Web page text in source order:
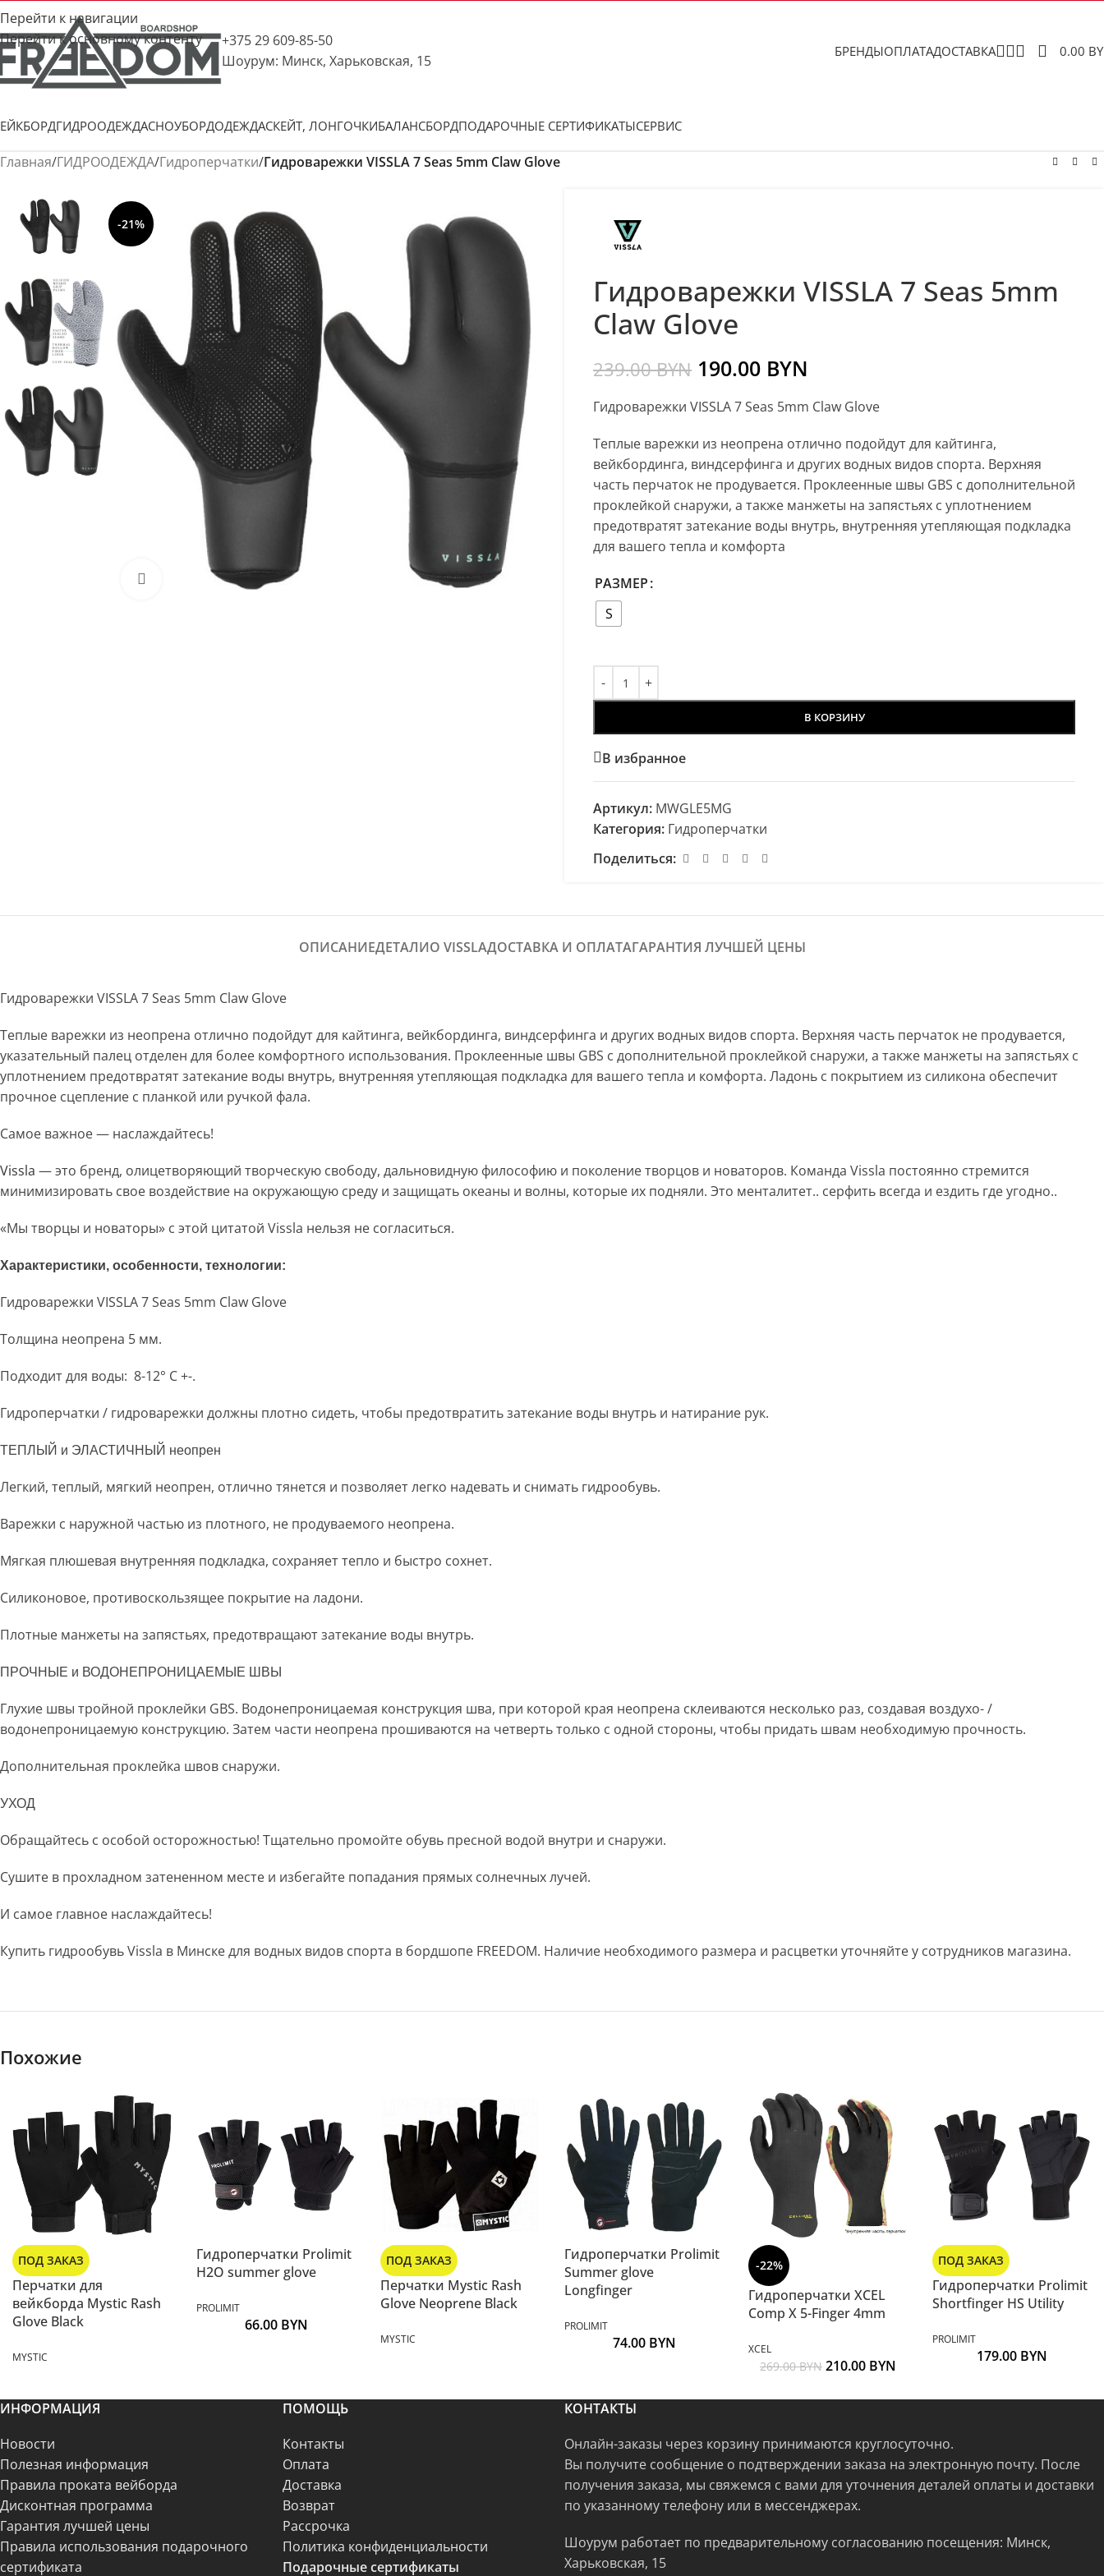
Перейти к навигации
Перейти к основному контенту
+375 29 609-85-50
Шоурум: Минск, Харьковская, 15
БРЕНДЫОПЛАТАДОСТАВКА 0.00
ГИДРООДЕЖДАСНОУБОРДОДЕЖДАСКЕЙТ, ЛОНГОЧКИБАЛАНСБОРДПОДАРОЧНЫЕ СЕРТИФИКАТЫСЕРВИС
Главная/ГИДРООДЕЖДА/Гидроперчатки/Гидроварежки VISSLA 7 Seas 5mm Claw Glove
-21%
Нажмите, чтобы увеличить
Гидроварежки VISSLA 7 Seas 5mm
Claw Glove
239.00BYN 190.00 BYN
Гидроварежки VISSLA 7 Seas 5mm Claw Glove
Теплые варежки из неопрена отлично подойдут для кайтинга,
вейкбординга, виндсерфинга и других водных видов спорта. Верхняя
часть перчаток не продувается. Проклеенные швы GBS с дополнительной
проклейкой снаружи, а также манжеты на запястьях с уплотнением
предотвратят затекание воды внутрь, внутренняя утепляющая подкладка
для вашего тепла и комфорта
РАЗМЕР
S
В КОРЗИНУ
В избранное
Артикул: MWGLE5MG
Категория: Гидроперчатки
Поделиться:
ОПИСАНИЕДЕТАЛИО VISSLAДОСТАВКА И ОПЛАТАГАРАНТИЯ ЛУЧШЕЙ ЦЕНЫ
Гидроварежки VISSLA 7 Seas 5mm Claw Glove
Теплые варежки из неопрена отлично подойдут для кайтинга, вейкбординга, виндсерфинга и других водных видов спорта. Верхняя часть перчаток не продувается,
указательный палец отделен для более комфортного использования. Проклеенные швы GBS с дополнительной проклейкой снаружи, а также манжеты на запястьях с
уплотнением предотвратят затекание воды внутрь, внутренняя утепляющая подкладка для вашего тепла и комфорта. Ладонь с покрытием из силикона обеспечит
прочное сцепление с планкой или ручкой фала.
Самое важное — наслаждайтесь!
Vissla — это бренд, олицетворяющий творческую свободу, дальновидную философию и поколение творцов и новаторов. Команда Vissla постоянно стремится
минимизировать свое воздействие на окружающую среду и защищать океаны и волны, которые их подняли. Это менталитет.. серфить всегда и ездить где угодно..
«Мы творцы и новаторы» с этой цитатой Vissla нельзя не согласиться.
Характеристики, особенности, технологии:
Гидроварежки VISSLA 7 Seas 5mm Claw Glove
Толщина неопрена 5 мм.
Подходит для воды: 8-12° C +-.
Гидроперчатки / гидроварежки должны плотно сидеть, чтобы предотвратить затекание воды внутрь и натирание рук.
ТЕПЛЫЙ и ЭЛАСТИЧНЫЙ неопрен
Легкий, теплый, мягкий неопрен, отлично тянется и позволяет легко надевать и снимать гидрообувь.
Варежки с наружной частью из плотного, не продуваемого неопрена.
Мягкая плюшевая внутренняя подкладка, сохраняет тепло и быстро сохнет.
Силиконовое, противоскользящее покрытие на ладони.
Плотные манжеты на запястьях, предотвращают затекание воды внутрь.
ПРОЧНЫЕ и ВОДОНЕПРОНИЦАЕМЫЕ ШВЫ
Глухие швы тройной проклейки GBS. Водонепроницаемая конструкция шва, при которой края неопрена склеиваются несколько раз, создавая воздухо- /
водонепроницаемую конструкцию. Затем части неопрена прошиваются на четверть только с одной стороны, чтобы придать швам необходимую прочность.
Дополнительная проклейка швов снаружи.
УХОД
Обращайтесь с особой осторожностью! Тщательно промойте обувь пресной водой внутри и снаружи.
Сушите в прохладном затененном месте и избегайте попадания прямых солнечных лучей.
И самое главное наслаждайтесь!
Купить гидрообувь Vissla в Минске для водных видов спорта в бордшопе FREEDOM. Наличие необходимого размера и расцветки уточняйте у сотрудников магазина.
Похожие
ПОД ЗАКАЗ
Перчатки для
вейкборда Mystic Rash
Glove Black
MYSTIC
Гидроперчатки Prolimit
H2O summer glove
PROLIMIT
66.00 BYN
ПОД ЗАКАЗ
Перчатки Mystic Rash
Glove Neoprene Black
MYSTIC
Гидроперчатки Prolimit
Summer glove
Longfinger
PROLIMIT
74.00 BYN
-22%
Гидроперчатки XCEL
Comp X 5-Finger 4mm
XCEL
269.00BYN 210.00 BYN
ПОД ЗАКАЗ
Гидроперчатки Prolimit
Shortfinger HS Utility
PROLIMIT
179.00 BYN
ИНФОРМАЦИЯ
Новости
Полезная информация
Правила проката вейборда
Дисконтная программа
Гарантия лучшей цены
Правила использования подарочного
сертификата
ПОМОЩЬ
Контакты
Оплата
Доставка
Возврат
Рассрочка
Политика конфиденциальности
Подарочные сертификаты
КОНТАКТЫ
Онлайн-заказы через корзину принимаются круглосуточно.
Вы получите сообщение о подтверждении заказа на электронную почту. После
получения заказа, мы свяжемся с вами для уточнения деталей оплаты и доставки
по указанному телефону или в мессенджерах.
Шоурум работает по предварительному согласованию посещения: Минск,
Харьковская, 15